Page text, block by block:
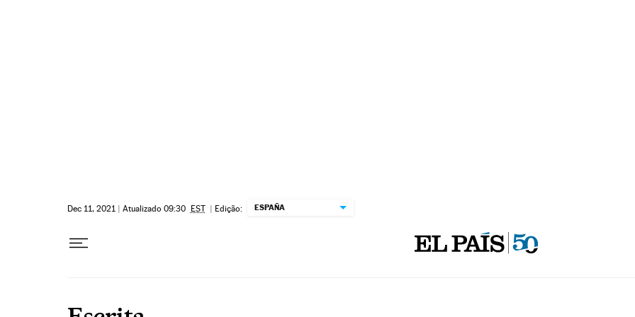
Dec 11, 2021 | Atualizado 09:30 EST | Edição: ESPAÑA